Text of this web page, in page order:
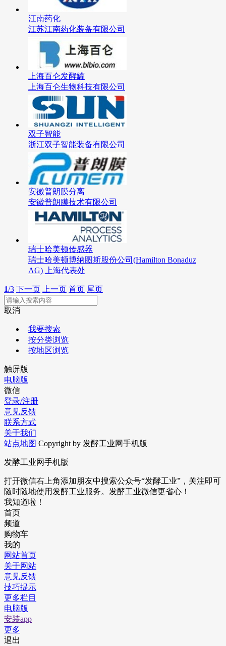
江南药化
江苏江南药化装备有限公司
上海百仑发酵罐
上海百仑生物科技有限公司
双子智能
浙江双子智能装备有限公司
安徽普朗膜分离
安徽普朗膜技术有限公司
瑞士哈美顿传感器
瑞士哈美顿博纳图斯股份公司(Hamilton Bonaduz
AG) 上海代表处
1/3 下一页 上一页 首页 尾页
取消
我要搜索
按分类浏览
按地区浏览
触屏版
电脑版
微信
登录/注册
意见反馈
联系方式
关于我们
站点地图 Copyright by 发酵工业网手机版
发酵工业网手机版
打开微信右上角添加朋友中搜索公众号“发酵工业”，关注即可
随时随地使用发酵工业服务。发酵工业微信更省心！
我知道啦！
首页
频道
购物车
我的
网站首页
关于网站
意见反馈
技巧提示
更多栏目
电脑版
安装app
更多
退出